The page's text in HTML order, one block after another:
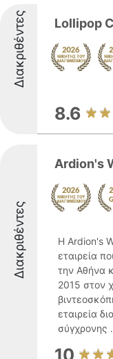
Διακριθέντες Lollipop
8.6
Διακριθέντες
Ardion's
Η Ardion's
εταιρεία
την Αθήνα
2015 στον
εταιρεία
σύγχρονης
10